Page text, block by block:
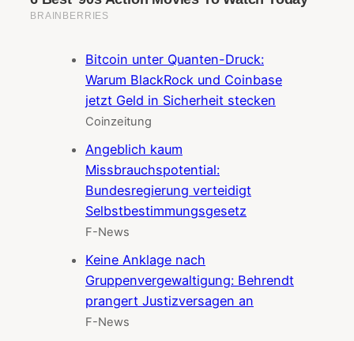
Bitcoin unter Quanten-Druck:
Warum BlackRock und Coinbase
jetzt Geld in Sicherheit stecken
Coinzeitung
Angeblich kaum
Missbrauchspotential:
Bundesregierung verteidigt
Selbstbestimmungsgesetz
F-News
Keine Anklage nach
Gruppenvergewaltigung: Behrendt
prangert Justizversagen an
F-News